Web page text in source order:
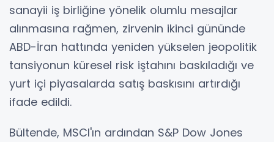
sanayii iş birliğine yönelik olumlu mesajlar
alınmasına rağmen, zirvenin ikinci gününde
ABD-İran hattında yeniden yükselen jeopolitik
tansiyonun küresel risk iştahını baskıladığı ve
yurt içi piyasalarda satış baskısını artırdığı
ifade edildi.
Bültende, MSCI'ın ardından S&P Dow Jones